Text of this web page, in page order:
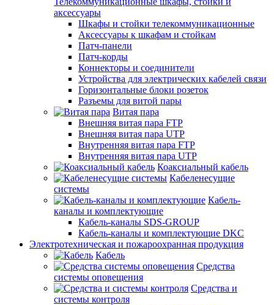
аксессуары
Шкафы и стойки телекоммуникационные
Аксессуары к шкафам и стойкам
Патч-панели
Патч-корды
Коннекторы и соединители
Устройства для электрических кабелей связи
Горизонтальные блоки розеток
Разъемы для витой пары
Витая пара
Внешняя витая пара FTP
Внешняя витая пара UTP
Внутренняя витая пара FTP
Внутренняя витая пара UTP
Коаксиальный кабель
Кабеленесущие
системы
Кабель-
каналы и комплектующие
Кабель-каналы SDS-GROUP
Кабель-каналы и комплектующие DKC
Электротехническая и пожароохранная продукция
Кабель
Средства
системы оповещения
Средства и
системы контроля